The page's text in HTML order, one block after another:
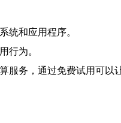
统和应用程序。
行为。
服务，通过免费试用可